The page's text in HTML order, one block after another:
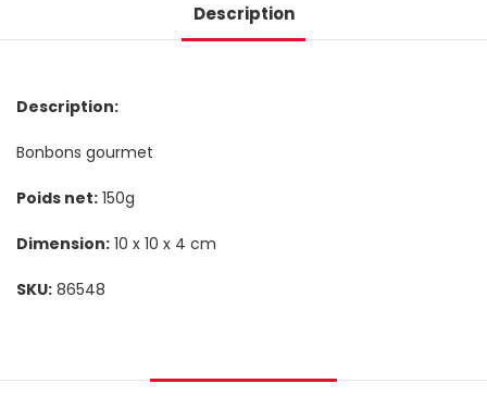
Description
Description:
Bonbons gourmet
Poids net: 150g
Dimension: 10 x 10 x 4 cm
SKU: 86548